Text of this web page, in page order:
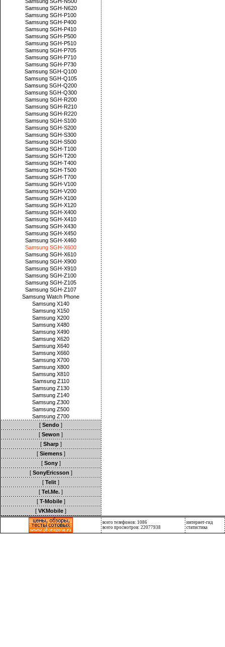
Samsung SGH-N620
Samsung SGH-P100
Samsung SGH-P400
Samsung SGH-P410
Samsung SGH-P500
Samsung SGH-P510
Samsung SGH-P705
Samsung SGH-P710
Samsung SGH-P730
Samsung SGH-Q100
Samsung SGH-Q105
Samsung SGH-Q200
Samsung SGH-Q300
Samsung SGH-R200
Samsung SGH-R210
Samsung SGH-R220
Samsung SGH-S100
Samsung SGH-S200
Samsung SGH-S300
Samsung SGH-S500
Samsung SGH-T100
Samsung SGH-T200
Samsung SGH-T400
Samsung SGH-T500
Samsung SGH-T700
Samsung SGH-V100
Samsung SGH-V200
Samsung SGH-X100
Samsung SGH-X120
Samsung SGH-X400
Samsung SGH-X410
Samsung SGH-X430
Samsung SGH-X450
Samsung SGH-X460
Samsung SGH-X600
Samsung SGH-X610
Samsung SGH-X900
Samsung SGH-X910
Samsung SGH-Z100
Samsung SGH-Z105
Samsung SGH-Z107
Samsung Watch Phone
Samsung X140
Samsung X150
Samsung X200
Samsung X480
Samsung X490
Samsung X620
Samsung X640
Samsung X660
Samsung X700
Samsung X800
Samsung X810
Samsung Z110
Samsung Z130
Samsung Z140
Samsung Z300
Samsung Z500
Samsung Z700
[ Sendo ]
[ Sewon ]
[ Sharp]
[ Siemens]
[ Sony]
[ SonyEricsson ]
[ Telit ]
[ Tel.Me. ]
[ T-Mobile]
[ VKMobile ]
всего телефонов: 1086
всего просмотров: 22077938
интернет-гид
статистика